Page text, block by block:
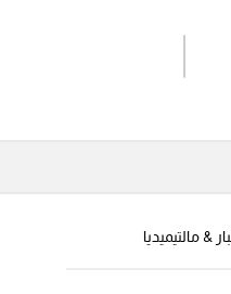
إرسال تعليق
& مالتيميديا